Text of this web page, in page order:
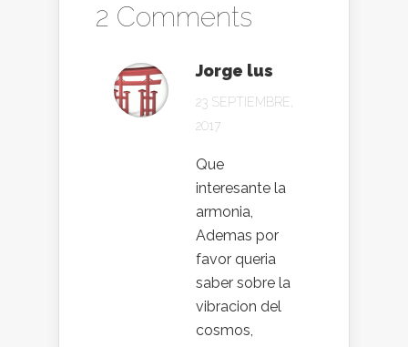
2 Comments
Jorge lus
23 SEPTIEMBRE,
2017
Que
interesante la
armonia,
Ademas por
favor queria
saber sobre la
vibracion del
cosmos,